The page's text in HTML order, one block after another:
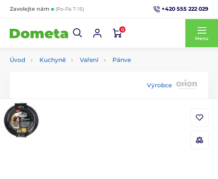
Zavolejte nám (Po-Pá 7-15) +420 555 222 029
0
Menu
Úvod Kuchyně Vaření Pánve
Výrobce